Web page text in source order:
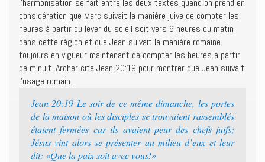
l’harmonisation se fait entre les deux textes quand on prend en
considération que Marc suivait la manière juive de compter les
heures à partir du lever du soleil soit vers 6 heures du matin
dans cette région et que Jean suivait la manière romaine
toujours en vigueur maintenant de compter les heures à partir
de minuit. Archer cite Jean 20:19 pour montrer que Jean suivait
l’usage romain.
Jean 20:19 Le soir de ce même dimanche, les portes
de la maison où les disciples se trouvaient rassemblés
étaient fermées car ils avaient peur des chefs juifs;
Jésus vint alors se présenter au milieu d’eux et leur
dit: «Que la paix soit avec vous!»